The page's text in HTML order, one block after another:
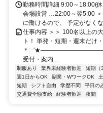
勤務時間詳細 9:00～18:00(
会場設営 …22:00～翌5:00 ＜
に働けるので、 予定がなくな
仕事内容 ＞＞ 100名以上の
ト！ 単発・短期・週末だけ
＊:･
受付・案内...
制服あり 業界未経験者歓迎 短期（
週1日からOK
副業・WワークOK
短期
シフト自由 学歴不問 平日の
交通費全額支給
経験者歓迎 夜間